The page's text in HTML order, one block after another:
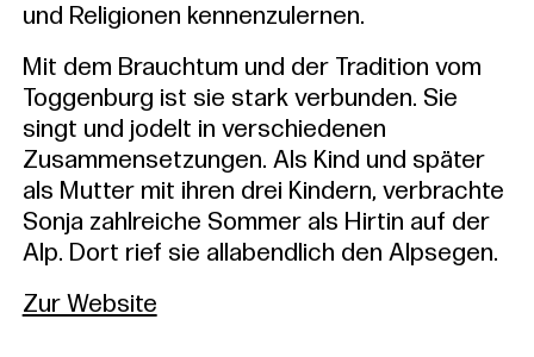
und Religionen kennenzulernen.
Mit dem Brauchtum und der Tradition vom
Toggenburg ist sie stark verbunden. Sie
singt und jodelt in verschiedenen
Zusammensetzungen. Als Kind und später
als Mutter mit ihren drei Kindern, verbrachte
Sonja zahlreiche Sommer als Hirtin auf der
Alp. Dort rief sie allabendlich den Alpsegen.
Zur Website